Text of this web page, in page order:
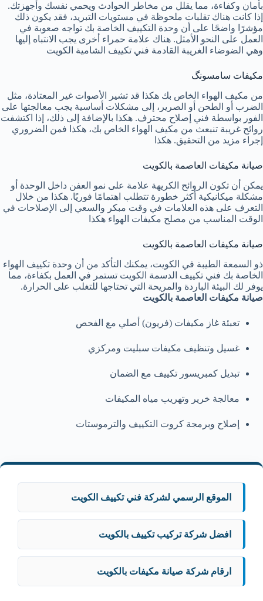
بأمان وكفاءة، مما يقلل من مخاطر الحوادث ويحمي نفسك وأجهزتك.
إذا كانت هناك تقلبات ملحوظة في مستويات التبريد، فقد يكون ذلك
مؤشرًا واضحًا على أن وحدة التكييف الخاصة بك تواجه صعوبة في
العمل على النحو الأمثل. هناك علامة حمراء أخرى يجب الانتباه إليها
وهي الضوضاء الغريبة القادمة فني تكييف الشامية الكويت
مكيفات سامسونگ
من مكيف الهواء الخاص بك هكذا قد تشير الأصوات غير المعتادة، مثل
الضرب أو الطحن أو الصرير، إلى مشكلات أساسية يجب معالجتها على
الفور بواسطة فني إصلاح محترف. هكذا بالإضافة إلى ذلك، إذا اكتشفت
روائح غريبة تنبعث من مكيف الهواء الخاص بك، هكذا فمن الضروري
إجراء مزيد من التحقيق. هكذا
صيانة مكيفات العاصمة بالكويت
يمكن أن تكون الروائح الكريهة علامة على نمو العفن داخل الوحدة أو
مشكلة ميكانيكية أكثر خطورة تتطلب اهتمامًا فوريًا. هكذا من خلال
التعرف على هذه العلامات في وقت مبكر والسعي إلى الإصلاحات في
الوقت المناسب من مصلح مكيفات الهواء هكذا
صيانة مكيفات العاصمة بالكويت
ذو ​​السمعة الطيبة في الكويت، يمكنك التأكد من أن وحدة تكييف الهواء
الخاصة بك فني تكييف الدسمة الكويت تستمر في العمل بكفاءة، مما
يوفر لك البيئة الباردة والمريحة التي تحتاجها للتغلب على الحرارة.
صيانة مكيفات العاصمة بالكويت
تعبئة غاز مكيفات (فريون) أصلي مع الفحص
غسيل وتنظيف مكيفات سبليت ومركزي
تبديل كمبريسور تكييف مع الضمان
معالجة خرير وتهريب مياه المكيفات
إصلاح وبرمجة كروت التكييف والترموستات
الموقع الرسمي لشركة فني تكييف الكويت
افضل شركة تركيب تكييف بالكويت
ارقام شركة صيانة مكيفات بالكويت